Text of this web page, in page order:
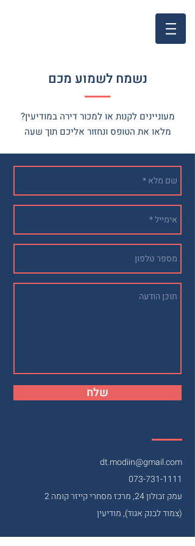
נשמח לשמוע מכם
מעוניינים לקנות או למכור דירה במודיעין?
מלאו את הטופס ונחזור אליכם תוך שעה
שלח
dt.modiin@gmail.com
073-731-1111
עמק זבולון 24, מרכז מסחרי קייזר קומה 2
(צמוד לבנק אגוד), מודיעין